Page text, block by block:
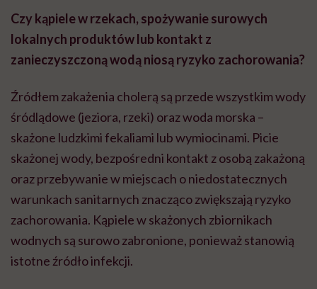
Czy kąpiele w rzekach, spożywanie surowych
lokalnych produktów lub kontakt z
zanieczyszczoną wodą niosą ryzyko zachorowania?
Źródłem zakażenia cholerą są przede wszystkim wody
śródlądowe (jeziora, rzeki) oraz woda morska –
skażone ludzkimi fekaliami lub wymiocinami. Picie
skażonej wody, bezpośredni kontakt z osobą zakażoną
oraz przebywanie w miejscach o niedostatecznych
warunkach sanitarnych znacząco zwiększają ryzyko
zachorowania. Kąpiele w skażonych zbiornikach
wodnych są surowo zabronione, ponieważ stanowią
istotne źródło infekcji.